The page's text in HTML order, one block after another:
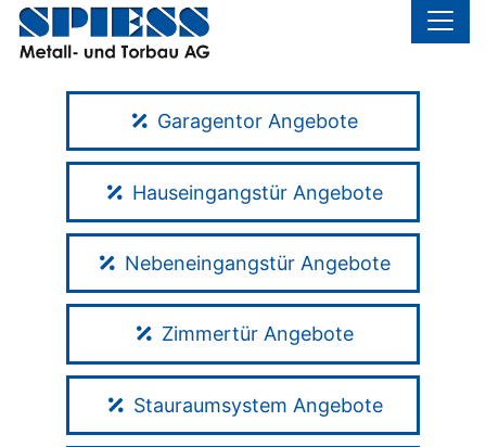
Garagentor Angebote
Hauseingangstür Angebote
Nebeneingangstür Angebote
Zimmertür Angebote
Stauraumsystem Angebote